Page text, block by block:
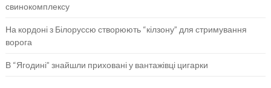
свинокомплексу
На кордоні з Білоруссю створюють “кілзону” для стримування
ворога
В “Ягодині” знайшли приховані у вантажівці цигарки